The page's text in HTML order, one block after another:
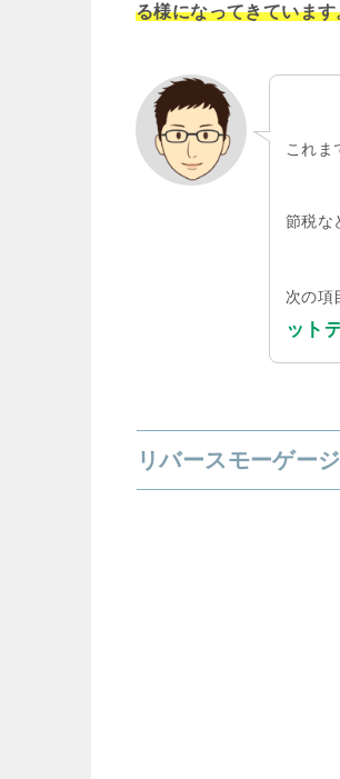
る様になってきています
これま
節税な
次の項
ット
リバースモーゲー